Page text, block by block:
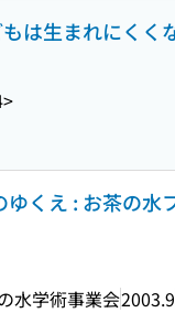
は生まれにくく
くえ : お茶の
水学術事業会2003.9